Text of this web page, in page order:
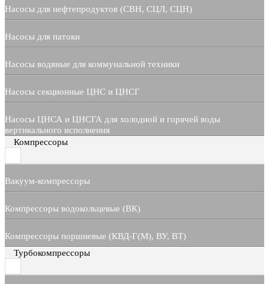
Насосы для нефтепродуктов (СВН, СЦЛ, СЦН)
Насосы для патоки
Насосы водяные для коммунальной техники
Насосы секционные ЦНС и ЦНСГ
Насосы ЦНСА и ЦНСГА для холодной и горячей воды
вертикального исполнения
Компрессоры
Вакуум-компрессоры
Компрессоры водокольцевые (ВК)
Компрессоры поршневые (КВД-Г(М), ВУ, ВТ)
Турбокомпрессоры